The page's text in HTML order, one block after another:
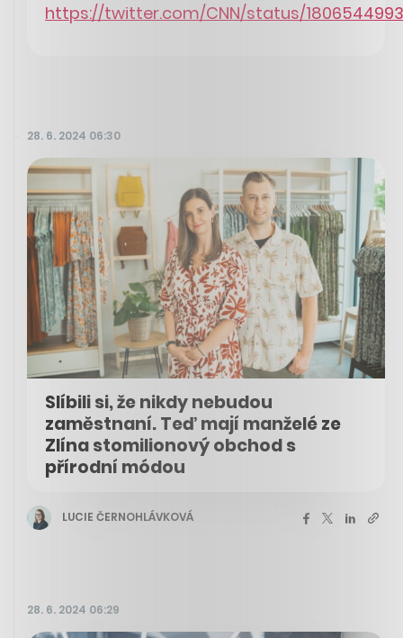
https://twitter.com/CNN/status/
28. 6. 2024 06:30
Slíbili si, že nikdy nebudou
zaměstnaní. Teď mají manželé ze
Zlína stomilionový obchod s
přírodní módou
LUCIE ČERNOHLÁVKOVÁ
28. 6. 2024 06:29